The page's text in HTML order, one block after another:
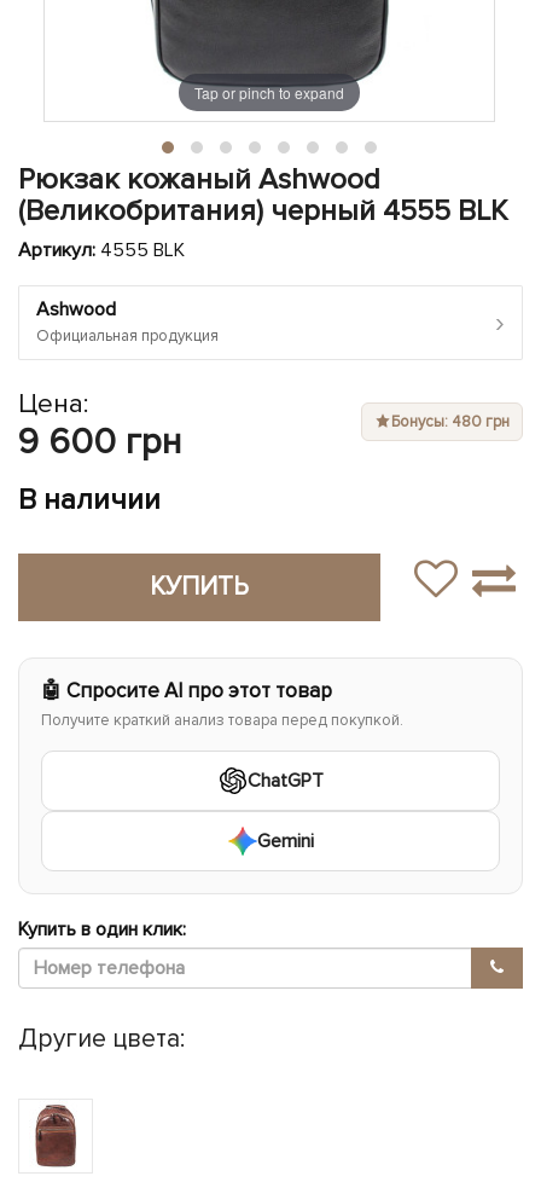
ЧЕХЛЫ ДЛЯ НОУТБУКОВ
Tap or pinch to expand
Рюкзак кожаный Ashwood
(Великобритания) черный 4555 BLK
Артикул: 4555 BLK
Ashwood
Официальная продукция ›
Цена:
9 600 грн Бонусы: 480 грн
В наличии
КУПИТЬ
🤖 Спросите AI про этот товар
Получите краткий анализ товара перед покупкой.
ChatGPT
Gemini
Купить в один клик:
Другие цвета: